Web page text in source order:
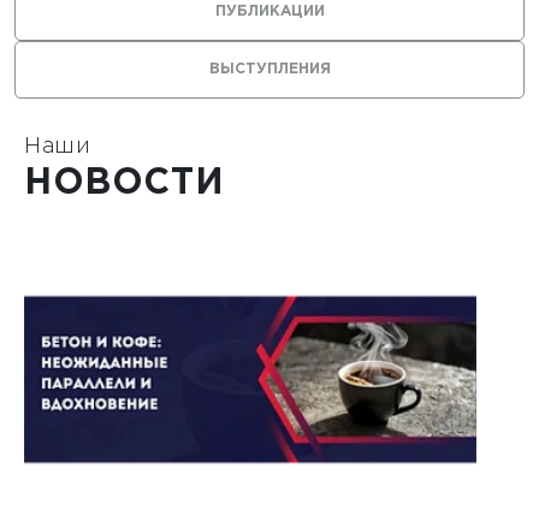
1
ВЫСТУПЛЕНИЯ
ПУБЛИКАЦИИ
Наши
НОВОСТИ